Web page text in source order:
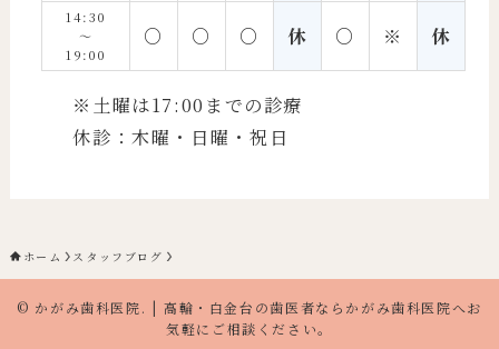
14:30
〜
19:00
○ ○ ○ 休 ○ ※ 休
※土曜は17:00までの診療
休診：木曜・日曜・祝日
ホーム スタッフブログ
© かがみ歯科医院. | 高輪・白金台の歯医者ならかがみ歯科医院へお
気軽にご相談ください。